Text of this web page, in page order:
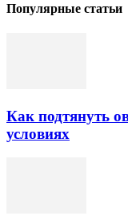
Популярные статьи
Как подтянуть
условиях